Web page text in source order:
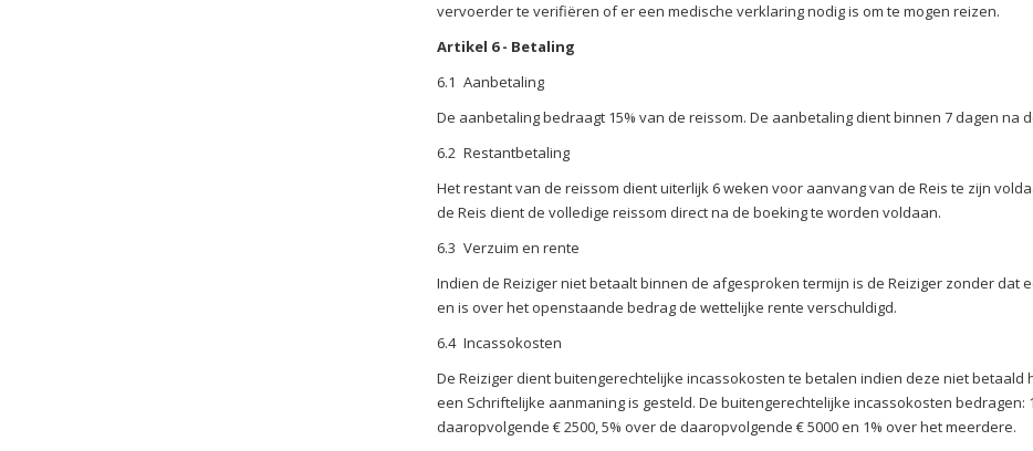
vervoerder te verifiëren of er een medische verklaring nodig is om te mogen reizen.
Artikel 6 - Betaling
6.1 Aanbetaling
De aanbetaling bedraagt 15% van de reissom. De aanbetaling dient binnen 7 dagen na
6.2 Restantbetaling
Het restant van de reissom dient uiterlijk 6 weken voor aanvang van de Reis te zijn
de Reis dient de volledige reissom direct na de boeking te worden voldaan.
6.3 Verzuim en rente
Indien de Reiziger niet betaalt binnen de afgesproken termijn is de Reiziger zonder dat
en is over het openstaande bedrag de wettelijke rente verschuldigd.
6.4 Incassokosten
De Reiziger dient buitengerechtelijke incassokosten te betalen indien deze niet
een Schriftelijke aanmaning is gesteld. De buitengerechtelijke incassokosten bedragen:
daaropvolgende € 2500, 5% over de daaropvolgende € 5000 en 1% over het meerdere.